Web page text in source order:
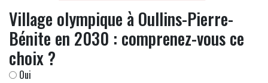
Village olympique à Oullins-Pierre-
Bénite en 2030 : comprenez-vous ce
choix ?
Oui